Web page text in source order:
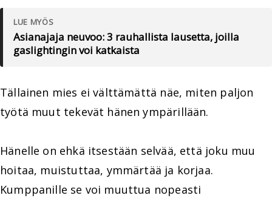
LUE MYÖS
Asianajaja neuvoo: 3 rauhallista lausetta, joilla
gaslightingin voi katkaista
Tällainen mies ei välttämättä näe, miten paljon
työtä muut tekevät hänen ympärillään.
Hänelle on ehkä itsestään selvää, että joku muu
hoitaa, muistuttaa, ymmärtää ja korjaa.
Kumppanille se voi muuttua nopeasti